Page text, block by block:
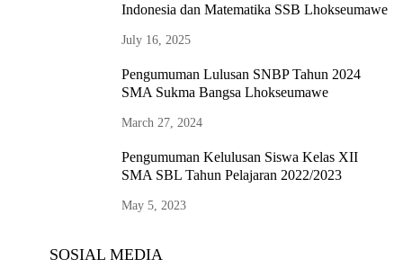
Indonesia dan Matematika SSB Lhokseumawe
July 16, 2025
Pengumuman Lulusan SNBP Tahun 2024
SMA Sukma Bangsa Lhokseumawe
March 27, 2024
Pengumuman Kelulusan Siswa Kelas XII
SMA SBL Tahun Pelajaran 2022/2023
May 5, 2023
SOSIAL MEDIA